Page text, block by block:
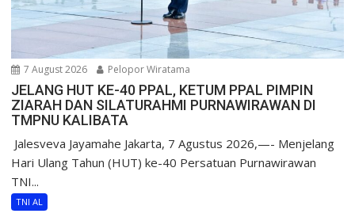
7 August 2026 Pelopor Wiratama
JELANG HUT KE-40 PPAL, KETUM PPAL PIMPIN
ZIARAH DAN SILATURAHMI PURNAWIRAWAN DI
TMPNU KALIBATA
​ Jalesveva Jayamahe Jakarta, 7 Agustus 2026,—- Menjelang
Hari Ulang Tahun (HUT) ke-40 Persatuan Purnawirawan
TNI...
TNI AL